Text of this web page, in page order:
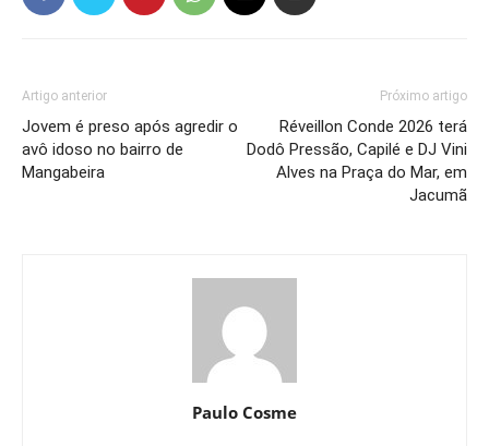
Artigo anterior
Jovem é preso após agredir o
avô idoso no bairro de
Mangabeira
Próximo artigo
Réveillon Conde 2026 terá
Dodô Pressão, Capilé e DJ Vini
Alves na Praça do Mar, em
Jacumã
Paulo Cosme